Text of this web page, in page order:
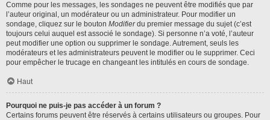
Comme pour les messages, les sondages ne peuvent être modifiés que par
l’auteur original, un modérateur ou un administrateur. Pour modifier un
sondage, cliquez sur le bouton Modifierdu premier message du sujet (c’est
toujours celui auquel est associé le sondage). Si personne n’a voté, l’auteur
peut modifier une option ou supprimer le sondage. Autrement, seuls les
modérateurs et les administrateurs peuvent le modifier ou le supprimer. Ceci
pour empêcher le trucage en changeant les intitulés en cours de sondage.
Haut
Pourquoi ne puis-je pas accéder à un forum ?
Certains forums peuvent être réservés à certains utilisateurs ou groupes. Pour